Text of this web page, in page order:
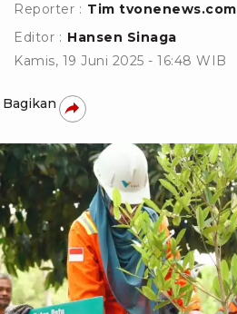
Reporter : Tim tvonenews.com
Editor : Hansen Sinaga
Kamis, 19 Juni 2025 - 16:48 WIB
Bagikan